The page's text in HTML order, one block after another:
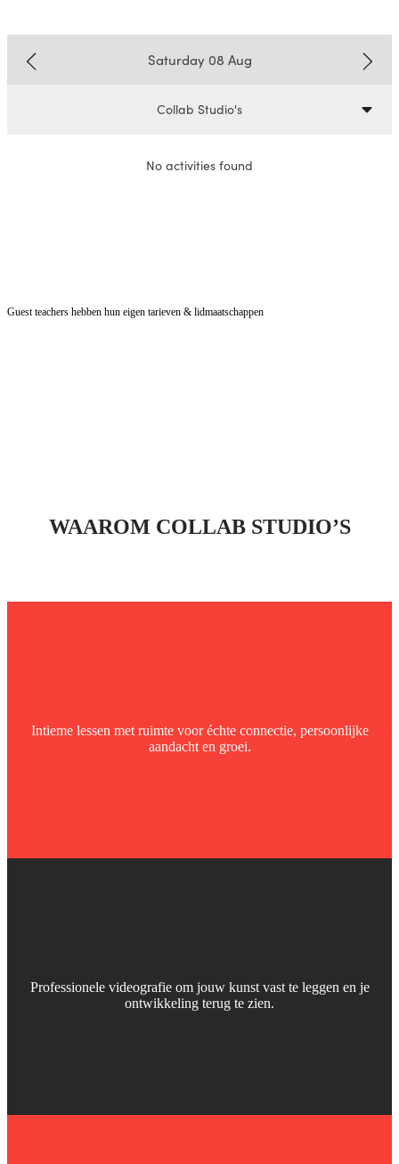
Guest teachers hebben hun eigen tarieven & lidmaatschappen
WAAROM COLLAB STUDIO’S
Intieme lessen met ruimte voor échte connectie, persoonlijke
aandacht en groei.
Professionele videografie om jouw kunst vast te leggen en je
ontwikkeling terug te zien.